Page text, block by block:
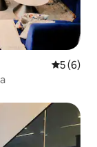
5 de
5 (6)